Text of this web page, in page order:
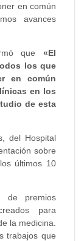
en común
avances
que «El
los que
en común
en los
de esta
del Hospital
sobre
últimos 10
de premios
para
la medicina.
trabajos que